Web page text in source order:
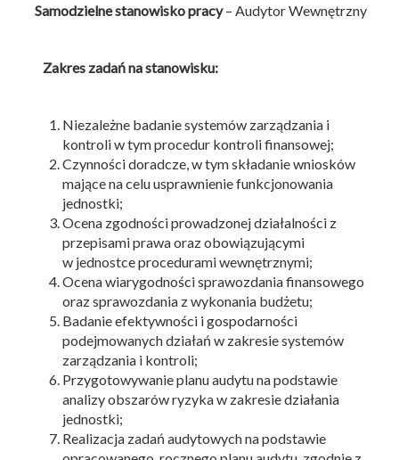
Samodzielne stanowisko pracy– Audytor Wewnętrzny
Zakres zadań na stanowisku:
Niezależne badanie systemów zarządzania i
kontroli w tym procedur kontroli finansowej;
Czynności doradcze, w tym składanie wniosków
mające na celu usprawnienie funkcjonowania
jednostki;
Ocena zgodności prowadzonej działalności z
przepisami prawa oraz obowiązującymi
w jednostce procedurami wewnętrznymi;
Ocena wiarygodności sprawozdania finansowego
oraz sprawozdania z wykonania budżetu;
Badanie efektywności i gospodarności
podejmowanych działań w zakresie systemów
zarządzania i kontroli;
Przygotowywanie planu audytu na podstawie
analizy obszarów ryzyka w zakresie działania
jednostki;
Realizacja zadań audytowych na podstawie